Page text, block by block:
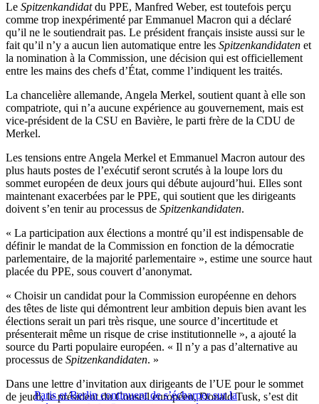
Le Spitzenkandidatdu PPE, Manfred Weber, est toutefois perçu
comme trop inexpérimenté par Emmanuel Macron qui a déclaré
qu’il ne le soutiendrait pas. Le président français insiste aussi sur le
fait qu’il n’y a aucun lien automatique entre les Spitzenkandidaten et
la nomination à la Commission, une décision qui est officiellement
entre les mains des chefs d’État, comme l’indiquent les traités.
La chancelière allemande, Angela Merkel, soutient quant à elle son
compatriote, qui n’a aucune expérience au gouvernement, mais est
vice-président de la CSU en Bavière, le parti frère de la CDU de
Merkel.
Les tensions entre Angela Merkel et Emmanuel Macron autour des
plus hauts postes de l’exécutif seront scrutés à la loupe lors du
sommet européen de deux jours qui débute aujourd’hui. Elles sont
maintenant exacerbées par le PPE, qui soutient que les dirigeants
doivent s’en tenir au processus de Spitzenkandidaten.
« La participation aux élections a montré qu’il est indispensable de
définir le mandat de la Commission en fonction de la démocratie
parlementaire, de la majorité parlementaire », estime une source haut
placée du PPE, sous couvert d’anonymat.
« Choisir un candidat pour la Commission européenne en dehors
des têtes de liste qui démontrent leur ambition depuis bien avant les
élections serait un pari très risque, une source d’incertitude et
présenterait même un risque de crise institutionnelle », a ajouté la
source du Parti populaire européen. « Il n’y a pas d’alternative au
processus de Spitzenkandidaten. »
Paris et Berlin continuent de s’écharper sur la
Dans une lettre d’invitation aux dirigeants de l’UE pour le sommet
de jeudi, le président du Conseil européen, Donald Tusk, s’est dit